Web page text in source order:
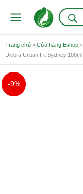
Tìm
kiếm
sản
Trang chủ » Cửa hàng Eshop »
Dicora Urban Fit Sydney
-9%
Nước
Hoa